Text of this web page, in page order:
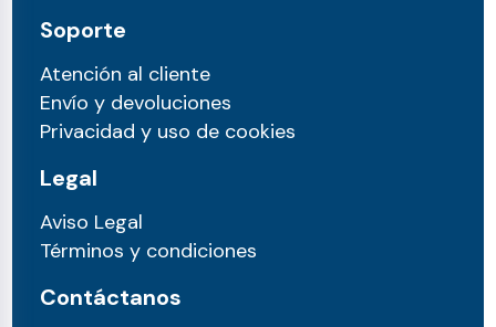
Soporte
Atención al cliente
Envío y devoluciones
Privacidad y uso de cookies
Legal
Aviso Legal
Términos y condiciones
Contáctanos